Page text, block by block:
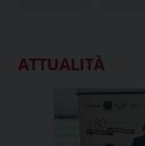
ATTUALITÀ